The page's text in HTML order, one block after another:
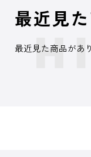
最近見
最近見た商品があ